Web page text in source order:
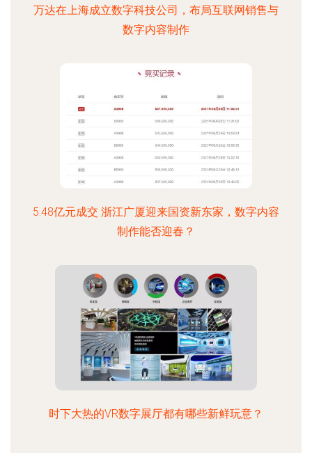
万达在上海成立数字科技公司，布局互联网销售与
数字内容制作
5.48亿元成交 浙江广厦迎来国资新东家，数字内容
制作能否迎春？
时下大热的VR数字展厅都有哪些新鲜玩意？